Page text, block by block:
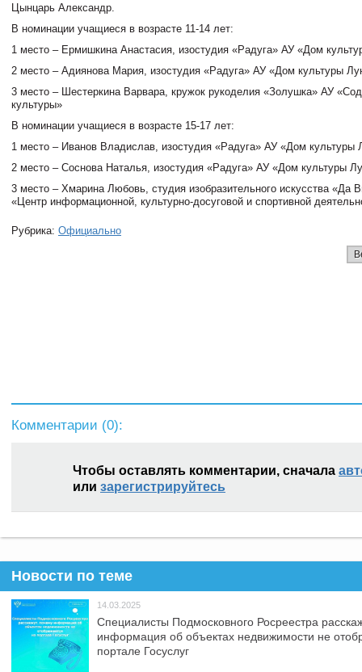
Цынцарь Александр.
В номинации учащиеся в возрасте 11-14 лет:
1 место – Ермишкина Анастасия, изостудия «Радуга» АУ «Дом
2 место – Адиянова Мария, изостудия «Радуга» АУ «Дом культуры
3 место – Шестеркина Варвара, кружок рукоделия «Золушка» АУ
культуры»
В номинации учащиеся в возрасте 15-17 лет:
1 место – Иванов Владислав, изостудия «Радуга» АУ «Дом культуры
2 место – Соснова Наталья, изостудия «Радуга» АУ «Дом культуры
3 место – Хмарина Любовь, студия изобразительного искусства «Да
«Центр информационной, культурно-досуговой и спортивной
Рубрика: Официально
Комментарии (0):
Чтобы оставлять комментарии, сначала
или зарегистрируйтесь
Новости по теме
14.03.2025
Специалисты Подмосковного Росреестра
информация об объектах недвижимости не
портале Госуслуг